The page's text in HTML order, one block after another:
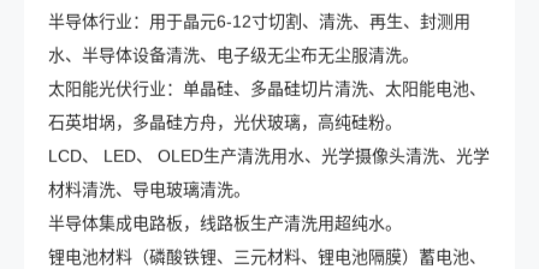
半导体行业：用于晶元6-12寸切割、清洗、再生、封测用
水、半导体设备清洗、电子级无尘布无尘服清洗。
太阳能光伏行业：单晶硅、多晶硅切片清洗、太阳能电池、
石英坩埚，多晶硅方舟，光伏玻璃，高纯硅粉。
LCD、 LED、 OLED生产清洗用水、光学摄像头清洗、光学
材料清洗、导电玻璃清洗。
半导体集成电路板，线路板生产清洗用超纯水。
锂电池材料（磷酸铁锂、三元材料、锂电池隔膜）蓄电池、